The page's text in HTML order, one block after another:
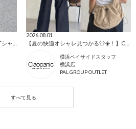
2026.08.01
【夏の快適オシャレ見つかる👕☀️！】CPCM人気アイテム総特集👕❗️
横浜ベイサイドスタッフ
横浜店
PAL GROUP OUTLET